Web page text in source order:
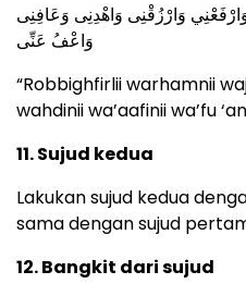
وَارْزُقْنِى وَاهْدِنِى وَعَافِنِى
وَاعْفُ عَنِّى
“Robbighfirlii warhamnii
wahdinii wa’aafinii wa’fu
11. Sujud kedua
Lakukan sujud kedua
sama dengan sujud
12. Bangkit dari sujud